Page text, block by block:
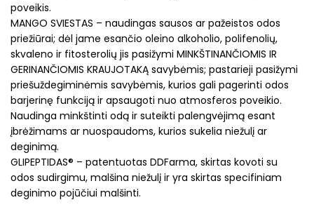
poveikis.
MANGO SVIESTAS – naudingas sausos ar pažeistos odos
priežiūrai; dėl jame esančio oleino alkoholio, polifenolių,
skvaleno ir fitosterolių jis pasižymi MINKŠTINANČIOMIS IR
GERINANČIOMIS KRAUJOTAKĄ savybėmis; pastarieji pasižymi
priešuždegiminėmis savybėmis, kurios gali pagerinti odos
barjerinę funkciją ir apsaugoti nuo atmosferos poveikio.
Naudinga minkštinti odą ir suteikti palengvėjimą esant
įbrėžimams ar nuospaudoms, kurios sukelia niežulį ar
deginimą.
GLIPEPTIDAS® – patentuotas DDFarma, skirtas kovoti su
odos sudirgimu, malšina niežulį ir yra skirtas specifiniam
deginimo pojūčiui malšinti.